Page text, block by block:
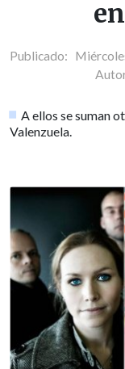
Publicado:
A ellos se suman
Valenzuela.